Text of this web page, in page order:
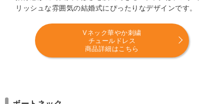
リッシュな雰囲気の結婚式にぴったりなデザインです。
Vネック華やか刺繍
チュールドレス
商品詳細はこちら